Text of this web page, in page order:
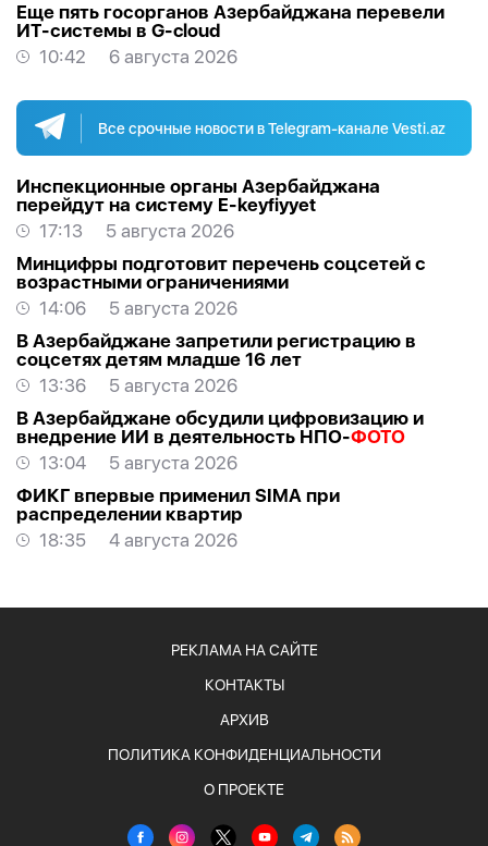
Еще пять госорганов Азербайджана перевели
ИТ-системы в G-cloud
10:42
6 августа 2026
Все срочные новости в Telegram-канале Vesti.az
Инспекционные органы Азербайджана
перейдут на систему E-keyfiyyet
17:13
5 августа 2026
Минцифры подготовит перечень соцсетей с
возрастными ограничениями
14:06
5 августа 2026
В Азербайджане запретили регистрацию в
соцсетях детям младше 16 лет
13:36
5 августа 2026
В Азербайджане обсудили цифровизацию и
внедрение ИИ в деятельность НПО-ФОТО
13:04
5 августа 2026
ФИКГ впервые применил SIMA при
распределении квартир
18:35
4 августа 2026
РЕКЛАМА НА САЙТЕ
КОНТАКТЫ
АРХИВ
ПОЛИТИКА КОНФИДЕНЦИАЛЬНОСТИ
О ПРОЕКТЕ